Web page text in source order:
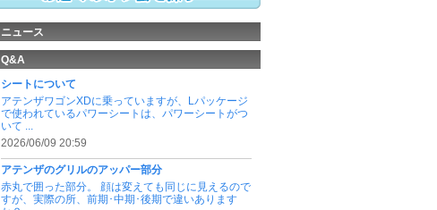
ニュース
Q&A
シートについて
アテンザワゴンXDに乗っていますが、Lパッケージ
で使われているパワーシートは、パワーシートがつ
いて ...
2026/06/09 20:59
アテンザのグリルのアッパー部分
赤丸で囲った部分。 顔は変えても同じに見えるので
すが、実際の所、前期･中期･後期で違いあります